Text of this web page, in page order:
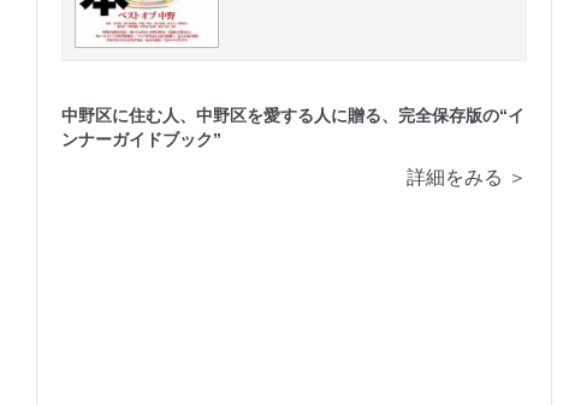
中野区に住む人、中野区を愛する人に贈る、完全保存版の“イ
ンナーガイドブック”
詳細をみる ＞